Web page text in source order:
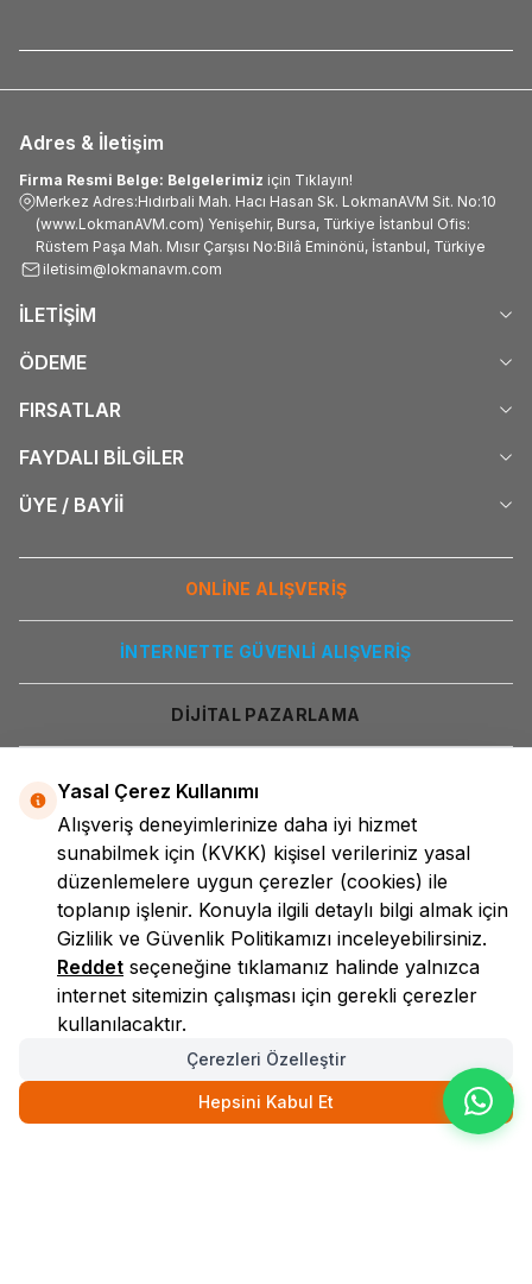
Adres & İletişim
Firma Resmi Belge: Belgelerimiz için Tıklayın!
Merkez Adres:Hıdırbali Mah. Hacı Hasan Sk. LokmanAVM Sit. No:10
(www.LokmanAVM.com) Yenişehir, Bursa, Türkiye İstanbul Ofis:
Rüstem Paşa Mah. Mısır Çarşısı No:Bilâ Eminönü, İstanbul, Türkiye
iletisim@lokmanavm.com
İLETİŞİM
ÖDEME
FIRSATLAR
FAYDALI BİLGİLER
ÜYE / BAYİİ
ONLİNE ALIŞVERİŞ
İNTERNETTE GÜVENLİ ALIŞVERİŞ
DİJİTAL PAZARLAMA
LokmanAVM
Yasal Çerez Kullanımı
Alışveriş deneyimlerinize daha iyi hizmet
sunabilmek için (KVKK) kişisel verileriniz yasal
düzenlemelere uygun çerezler (cookies) ile
toplanıp işlenir. Konuyla ilgili detaylı bilgi almak için
Gizlilik ve Güvenlik Politikamızı inceleyebilirsiniz.
Reddet seçeneğine tıklamanız halinde yalnızca
internet sitemizin çalışması için gerekli çerezler
kullanılacaktır.
Çerezleri Özelleştir
Hepsini Kabul Et